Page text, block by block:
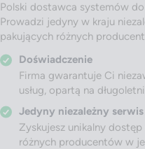
Polski dostawca systemów
Prowadzi jedyny w kraju
pakujących różnych
Doświadczenie
Firma gwarantuje Ci
usług, opartą na
Jedyny niezależny
Zyskujesz unikalny
różnych producentów w